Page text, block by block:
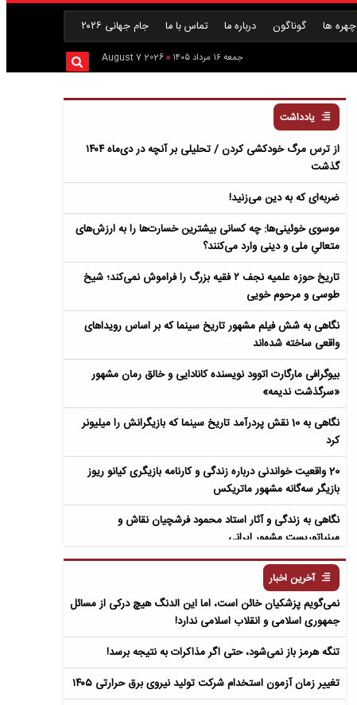
چهره ها گوناگون درباره ما تماس با ما جام جهانی ۲۰۲۶
جمعه ۱۶ مرداد ۱۴۰۵ 2026 August 7
یادداشت
از ترس مرگ خودکشی کردن / تحلیلی بر آنچه در دی‌ماه ۱۴۰۴
گذشت
ضربه‌ای که به دین می‌زنید!
موسوی خوئینی‌ها: چه کسانی بیشترین خسارت‌ها را به ارزش‌های
متعالیِ ملی و دینی وارد می‌کنند؟
تاریخ حوزه علمیه نجف ۲ فقیه بزرگ را فراموش نمی‌کند؛ شیخ
طوسی و مرحوم خویی
نگاهی به شش فیلم مشهور تاریخ سینما که بر اساس رویداهای
واقعی ساخته شده‌اند
بیوگرافی مارگارت اتوود نویسنده کانادایی و خالق رمان مشهور
«سرگذشت ندیمه»
نگاهی به 10 نقش پردرآمد تاریخ سینما که بازیگرانش را میلیونر
کرد
20 واقعیت خواندنی درباره زندگی و کارنامه بازیگری کیانو ریوز
بازیگر سه‌گانه مشهور ماتریکس
نگاهی به زندگی و آثار استاد محمود فرشچیان نقاش و
مینیاتوریست مشهور ایرانی
نگاهی به زندگی و آثار عباس معروفی نویسنده ایرانی و خالق رمان
سمفونی مردگان
آخرین اخبار
نمی‌گویم پزشکیان خائن است، اما این الدنگ هیچ درکی از مسائل
جمهوری اسلامی و انقلاب اسلامی ندارد!
تنگه هرمز باز نمی‌شود، حتی اگر مذاکرات به نتیجه برسد!
تغییر زمان آزمون استخدام شرکت تولید نیروی برق حرارتی ۱۴۰۵